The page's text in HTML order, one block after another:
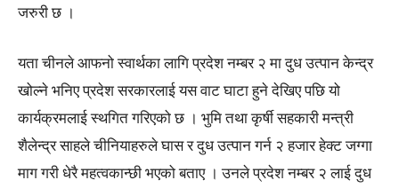
जरुरी छ ।
यता चीनले आफनो स्वार्थका लागि प्रदेश नम्बर २ मा दुध उत्पान केन्द्र
खोल्ने भनिए प्रदेश सरकारलाई यस वाट घाटा हुने देखिए पछि यो
कार्यक्रमलाई स्थगित गरिएको छ । भुमि तथा कृर्षी सहकारी मन्त्री
शैलेन्द्र साहले चीनियाहरुले घास र दुध उत्पान गर्न २ हजार हेक्ट जग्गा
माग गरी धेरै महत्वकान्छी भएको बताए । उनले प्रदेश नम्बर २ लाई दुध